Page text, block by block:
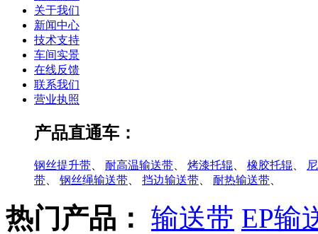
关于我们
新闻中心
技术支持
车间实景
在线反馈
联系我们
营业执照
产品直通车：
钢丝提升带 耐高温输送带 烤漆托辊 橡胶托辊
带
钢丝绳输送带 挡边输送带 耐热输送带
热门产品： 输送带 EP输